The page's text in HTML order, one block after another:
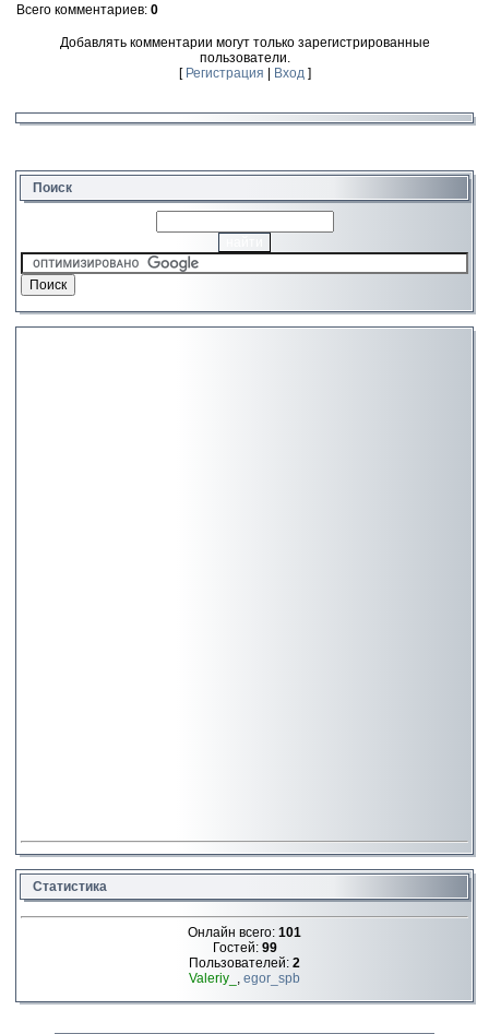
Всего комментариев: 0
Добавлять комментарии могут только зарегистрированные
пользователи.
[ Регистрация Вход]
Поиск
Статистика
Онлайн всего: 101
Гостей: 99
Пользователей: 2
Valeriy_ , egor_spb